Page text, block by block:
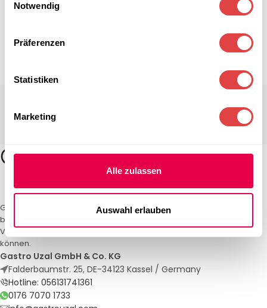
Notwendig
Präferenzen
Statistiken
Marketing
Alle zulassen
Auswahl erlauben
Gastro Uzal – Ihr Spezialist für Gastronomiemöbel und -textilien. Wir
bieten maßgeschneiderte Lösungen für Restaurants, Hotels und
Veranstaltungen. Qualität und Service, auf die Sie sich verlassen
können.
Gastro Uzal GmbH & Co. KG
Falderbaumstr. 25, DE-34123 Kassel / Germany
Hotline: 056131741361
0176 7070 1733